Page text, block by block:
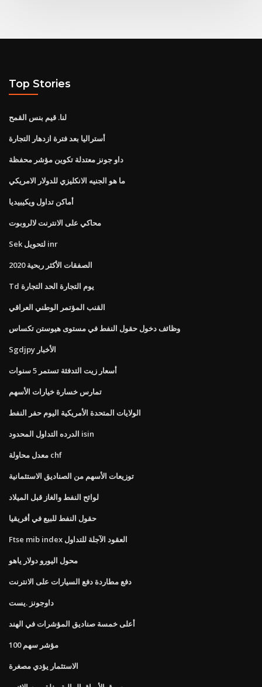
Top Stories
لنا. قيم بنس القمح
أستراليا بعد فترة ازدهار التجارة
داو جونز معتدلة تكوين مؤشر محفظة
ما هو الجنيه الانكليزي للدولار الامريكي
أماكن تداول ويكيبيديا
محاكي على الانترنت لالروبوت
Sek لتحويل inr
الصفقات الأكثر ربحية 2020
Td يوم التجارة الحد التجارة
القنب المؤتمر الوطني العراقي
وظائف دخول حقول النفط في مستوى هيوستن تكساس
Sgdjpy الأخبار
أسعار زيت التدفئة تستمر 5 سنوات
تمارس خسارة خيارات الأسهم
الولايات المتحدة الأمريكية اليوم حفر النفط
الدرده التداول المحدود isin
معدل محاولة chf
توزيعات الأسهم من الصناديق الاستئمانية
لوائح النفط والغاز قبل الميلاد
حقول النفط للبيع في أفريقيا
Ftse mib index العقود الآجلة للتداول
محول اليورو دولار ياهو
دفع مطاردة دفع السيارات على الانترنت
داوجونز .یست
أعلى خمسة صناديق المؤشرات في الهند
مؤشر سهم 100
الاستثمار يؤدي مصغرة